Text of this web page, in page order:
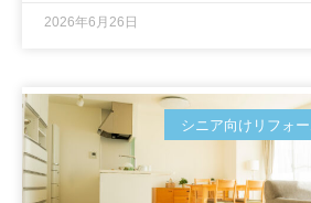
2026年6月26日
シニア向けリフォ